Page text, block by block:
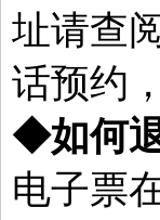
址请查
话预约
◆如何
电子票